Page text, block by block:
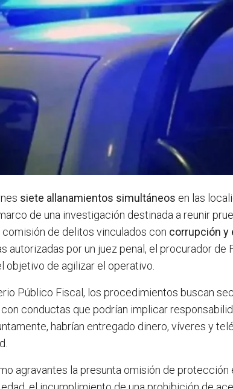
siete allanamientos simultáneos en las
de una investigación destinada a reunir
de delitos vinculados con corrupción y
autorizadas por un juez penal, el procurador de
objetivo de agilizar el operativo.
Público Fiscal, los procedimientos buscan
conductas que podrían implicar
habrían entregado dinero, víveres y
agravantes la presunta omisión de